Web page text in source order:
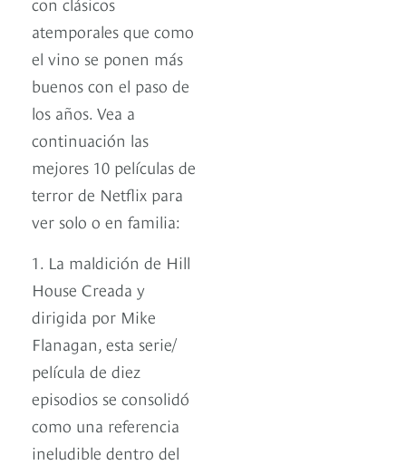
atemporales que como
el vino se ponen más
buenos con el paso de
los años. Vea a
continuación las
mejores 10 películas de
terror de Netflix para
ver solo o en familia:
1. La maldición de Hill
House Creada y
dirigida por Mike
Flanagan, esta serie/
película de diez
episodios se consolidó
como una referencia
ineludible dentro del